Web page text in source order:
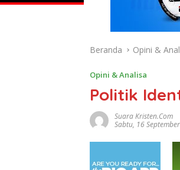
Beranda Opini &
Opini & Analisa
Politik
Suara Kristen.com
Sabtu, 16